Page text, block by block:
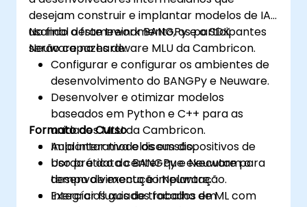
desejam construir e implantar modelos de IA
usando o framework BANGPy e o SDK
Neuware na hardware MLU da Cambricon.
No final deste treinamento, os participantes
serão capazes de:
Configurar e configurar os ambientes de
desenvolvimento do BANGPy e Neuware.
Desenvolver e otimizar modelos
baseados em Python e C++ para as
unidades MLU da Cambricon.
Implantar modelos em dispositivos de
borda e data center que executam o
tempo de execução Neuware.
Integrar fluxos de trabalho de ML com
Formato do Curso
Aula interativa e discussão.
Uso prático do BANGPy e Neuware para
desenvolvimento e implantação.
Exercícios guiados focados em